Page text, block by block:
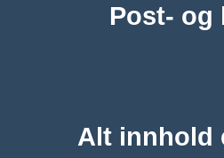
Post- og
Alt innhold